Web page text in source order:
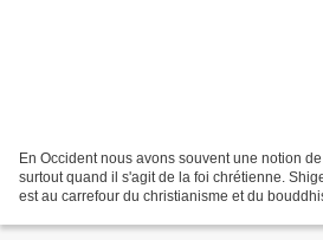
En Occident nous avons souvent une notion
surtout quand il s'agit de la foi chrétienne.
est au carrefour du christianisme et du